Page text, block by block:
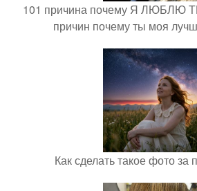
101 причина почему Я ЛЮБЛЮ
причин почему ты моя
Как сделать такое фото за